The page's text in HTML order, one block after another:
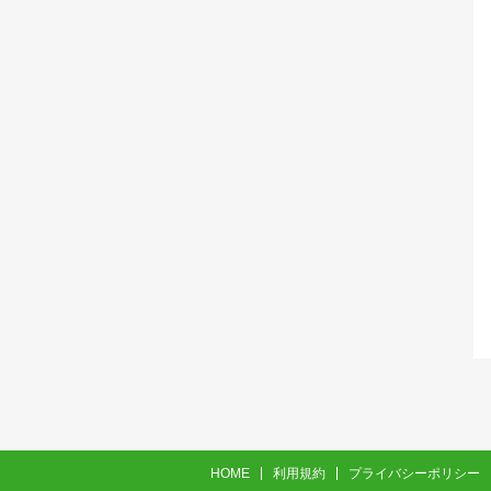
HOME 利用規約 プライバシーポリシー